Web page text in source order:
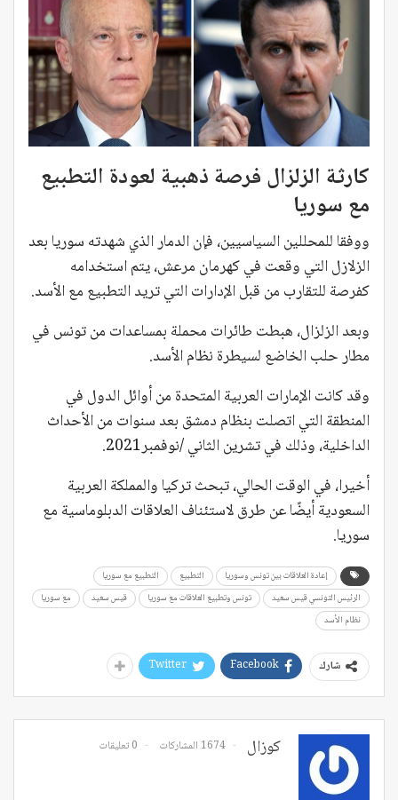
كارثة الزلزال فرصة ذهبية لعودة التطبيع
مع سوريا
ووفقا للمحللين السياسيين، فإن الدمار الذي شهدته سوريا بعد
الزلازل التي وقعت في كهرمان مرعش، يتم استخدامه
كفرصة للتقارب من قبل الإدارات التي تريد التطبيع مع الأسد.
وبعد الزلزال، هبطت طائرات محملة بمساعدات من تونس في
مطار حلب الخاضع لسيطرة نظام الأسد.
وقد كانت الإمارات العربية المتحدة من أوائل الدول في
المنطقة التي اتصلت بنظام دمشق بعد سنوات من الأحداث
الداخلية، وذلك في تشرين الثاني /نوفمبر2021.
أخيرا، في الوقت الحالي، تبحث تركيا والمملكة العربية
السعودية أيضًا عن طرق لاستئناف العلاقات الدبلوماسية مع
سوريا.
إعادة العلاقات بين تونس وسوريا التطبيع
التطبيع مع سوريا
الرئيس التونسي قيس سعيد
تونس وتطبيع العلاقات مع سوريا قيس سعيد
مع سوريا
نظام الأسد
شارك Facebook
Twitter
كوزال 1674 المشاركات 0 تعليقات